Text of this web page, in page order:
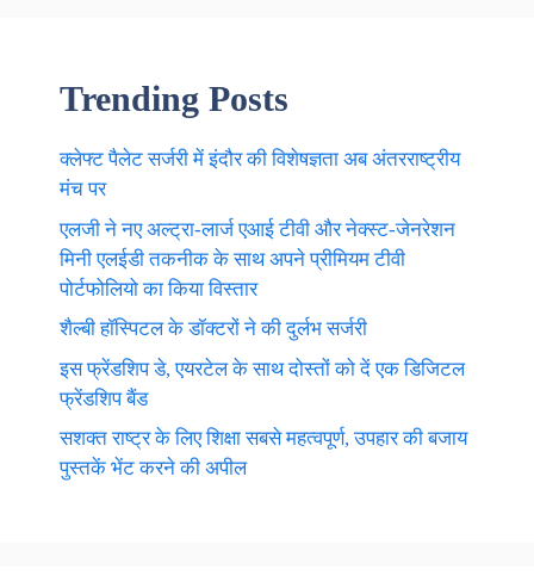
Trending Posts
क्लेफ्ट पैलेट सर्जरी में इंदौर की विशेषज्ञता अब अंतरराष्ट्रीय
मंच पर
एलजी ने नए अल्ट्रा-लार्ज एआई टीवी और नेक्स्ट-जेनरेशन
मिनी एलईडी तकनीक के साथ अपने प्रीमियम टीवी
पोर्टफोलियो का किया विस्तार
शैल्बी हॉस्पिटल के डॉक्टरों ने की दुर्लभ सर्जरी
इस फ्रेंडशिप डे, एयरटेल के साथ दोस्तों को दें एक डिजिटल
फ्रेंडशिप बैंड
सशक्त राष्ट्र के लिए शिक्षा सबसे महत्वपूर्ण, उपहार की बजाय
पुस्तकें भेंट करने की अपील